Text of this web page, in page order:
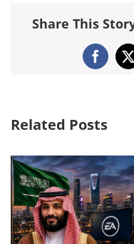
Share This
X
Related Posts